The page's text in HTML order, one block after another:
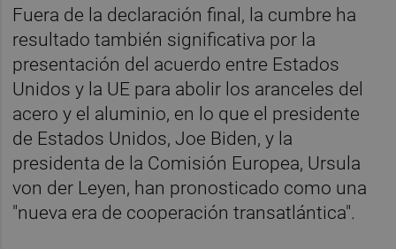
Fuera de la declaración final, la cumbre ha
resultado también significativa por la
presentación del acuerdo entre Estados
Unidos y la UE para abolir los aranceles del
acero y el aluminio, en lo que el presidente
de Estados Unidos, Joe Biden, y la
presidenta de la Comisión Europea, Ursula
von der Leyen, han pronosticado como una
"nueva era de cooperación transatlántica".